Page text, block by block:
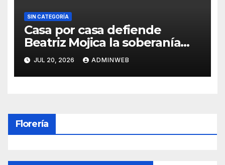
SIN CATEGORÍA
Casa por casa defiende
Beatriz Mojica la soberanía
nacional en Tlapa
JUL 20, 2026 ADMINWEB
Florería